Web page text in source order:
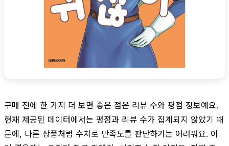
구매 전에 한 가지 더 보면 좋은 점은 리뷰 수와 평점 정보예요.
현재 제공된 데이터에서는 평점과 리뷰 수가 집계되지 않았기 때
문에, 다른 상품처럼 수치로 만족도를 판단하기는 어려워요. 이